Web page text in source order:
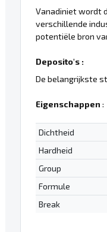
Vanadiniet wordt
verschillende
potentiële bron
Deposito's :
De belangrijkste
Eigenschappen :
Dichtheid
Hardheid
Group
Formule
Break